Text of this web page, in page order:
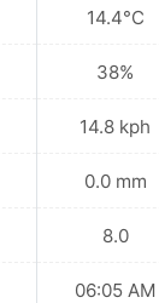
14.4°C
38%
14.8 kph
0.0 mm
8.0
06:05 AM